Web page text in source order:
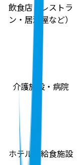
飲食店（レストラ
ン・居酒屋など）
介護施設・病院
ホテル・給食施設